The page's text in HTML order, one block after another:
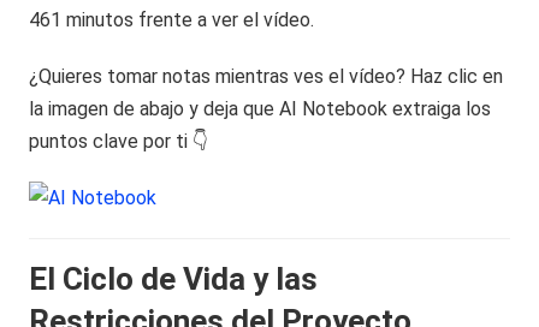
461 minutos frente a ver el vídeo.
¿Quieres tomar notas mientras ves el vídeo? Haz clic en
la imagen de abajo y deja que AI Notebook extraiga los
puntos clave por ti 👇
El Ciclo de Vida y las